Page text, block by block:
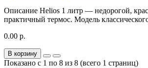
Описание Helios 1 литр — недорогой,
практичный термос. Модель
0.00 р.
В корзину
Показано с 1 по 8 из 8 (всего 1 страниц)